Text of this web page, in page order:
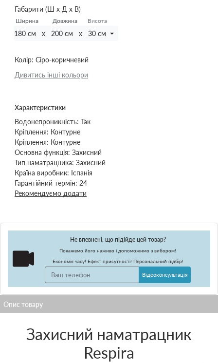
Габарити (Ш х Д х В)
Ширина Довжина
Ширина Довжина Висота
180 см x 200 см x 30 см
Колір: Сіро-коричневий
Дивитись інші кольори
Характеристики
Водонепроникність: Так
Кріплення: Контурне
Кріплення: Контурне
Основна функція: Захисний
Тип наматрацника: Захисний
Країна виробник: Іспанія
Гарантійний термін: 24
Рекомендуємо додати
Не впевнені, що підійде цей товар?
Покажемо його наживо і допоможимо з вибором!
Економія часу! Ефект присутності! Персональний підбір!
Відеоконсультація
Захисний наматрацник
Respirа